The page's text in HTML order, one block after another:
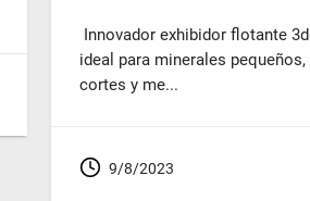
Innovador exhibidor flotante 3d
ideal para minerales pequeños,
cortes y me...
9/8/2023